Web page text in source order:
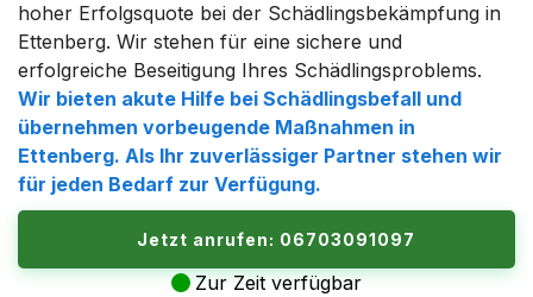
hoher Erfolgsquote bei der Schädlingsbekämpfung in
Ettenberg. Wir stehen für eine sichere und
erfolgreiche Beseitigung Ihres Schädlingsproblems.
Wir bieten akute Hilfe bei Schädlingsbefall und
übernehmen vorbeugende Maßnahmen in
Ettenberg. Als Ihr zuverlässiger Partner stehen wir
für jeden Bedarf zur Verfügung.
Jetzt anrufen: 06703091097
Zur Zeit verfügbar